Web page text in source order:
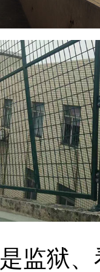
是监狱